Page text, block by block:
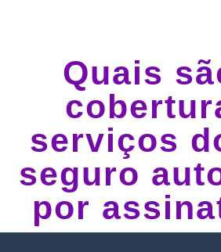
Quais
serviços
seguro
por